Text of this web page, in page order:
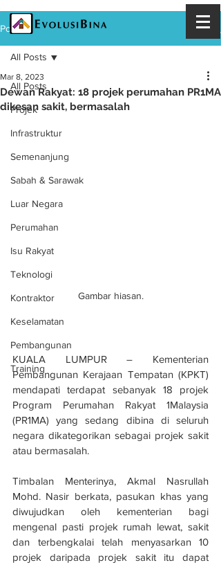
Post
All Posts
Projek
Infrastruktur
Semenanjung
Sabah & Sarawak
Luar Negara
Perumahan
Isu Rakyat
Teknologi
Kontraktor
Keselamatan
Pembangunan
Training
All Posts
Dewan Rakyat: 18 projek perumahan PR1MA
dikesan sakit, bermasalah
Mar 8, 2023
Gambar hiasan.
KUALA LUMPUR – Kementerian
Pembangunan Kerajaan Tempatan (KPKT)
mendapati terdapat sebanyak 18 projek
Program Perumahan Rakyat 1Malaysia
(PR1MA) yang sedang dibina di seluruh
negara dikategorikan sebagai projek sakit
atau bermasalah.
Timbalan Menterinya, Akmal Nasrullah
Mohd. Nasir berkata, pasukan khas yang
diwujudkan oleh kementerian bagi
mengenal pasti projek rumah lewat, sakit
dan terbengkalai telah menyasarkan 10
projek daripada projek sakit itu dapat